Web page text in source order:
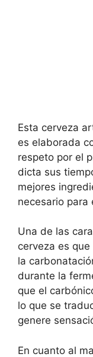
Esta cerveza
es elaborada
respeto por el
dicta sus
mejores
necesario para
Una de las
cerveza es
la
durante la
que el
lo que se
genere
En cuanto al